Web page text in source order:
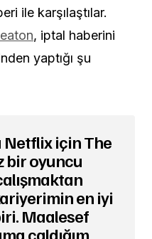
ile karşılaştılar.
, iptal haberini
yaptığı şu
Netflix için The
bir oyuncu
en iyi
Maalesef
çaldığım